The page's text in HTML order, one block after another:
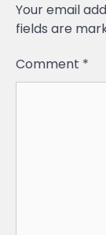
Your email
fields are
Comment *